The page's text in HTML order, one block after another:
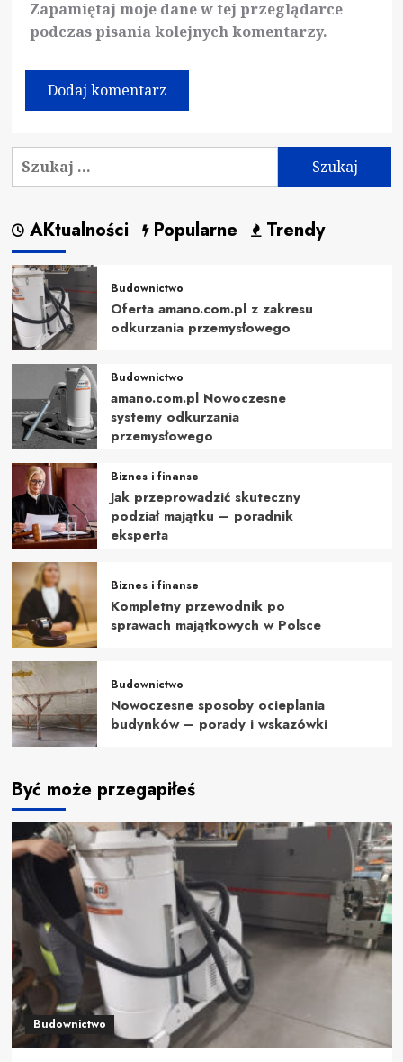
Zapamiętaj moje dane w tej przeglądarce
podczas pisania kolejnych komentarzy.
Szukaj:
AKtualności Popularne Trendy
Budownictwo
Oferta amano.com.pl z zakresu
odkurzania przemysłowego
Budownictwo
amano.com.pl Nowoczesne
systemy odkurzania
przemysłowego
Biznes i finanse
Jak przeprowadzić skuteczny
podział majątku – poradnik
eksperta
Biznes i finanse
Kompletny przewodnik po
sprawach majątkowych w Polsce
Budownictwo
Nowoczesne sposoby ocieplania
budynków – porady i wskazówki
Być może przegapiłeś
Budownictwo